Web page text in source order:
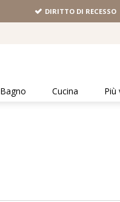
DIRITTO DI RECESSO
Bagno Cucina Più